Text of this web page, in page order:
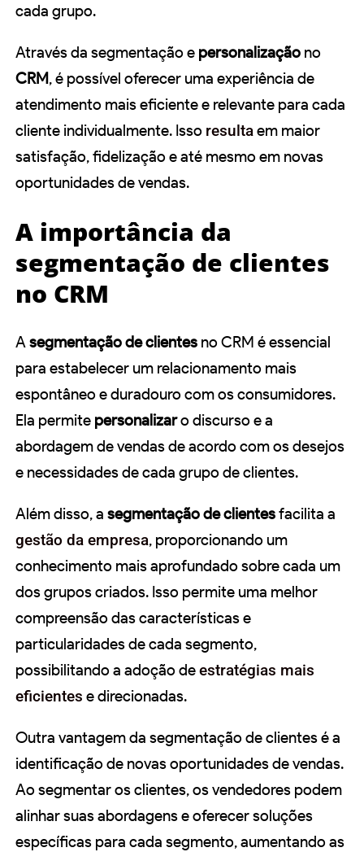
cada grupo.
Através da segmentação e personalização no
CRM, é possível oferecer uma experiência de
atendimento mais eficiente e relevante para cada
cliente individualmente. Isso resultaem maior
satisfação, fidelização e até mesmo em novas
oportunidades de vendas.
A importância da
segmentação de clientes
no CRM
Asegmentação de clientes no CRM é essencial
para estabelecer um relacionamento mais
espontâneo e duradouro com os consumidores.
Ela permite personalizaro discurso e a
abordagem de vendas de acordo com os desejos
e necessidades de cada grupo de clientes.
Além disso, a segmentação de clientesfacilita a
gestão da empresa, proporcionando um
conhecimento mais aprofundado sobre cada um
dos grupos criados. Isso permite uma melhor
compreensão das características e
particularidades de cada segmento,
possibilitando a adoção deestratégias mais
eficientes e direcionadas.
Outra vantagem da segmentação de clientes é a
identificação de novas oportunidades de vendas.
Ao segmentar os clientes, os vendedores podem
alinhar suas abordagens e oferecer soluções
específicas para cada segmento, aumentando as